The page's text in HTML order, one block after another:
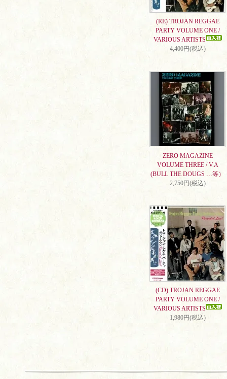
(RE) TROJAN REGGAE
PARTY VOLUME ONE /
VARIOUS ARTISTS
4,400円(税込)
ZERO MAGAZINE
VOLUME THREE / V.A
(BULL THE DOUGS …等）
2,750円(税込)
(CD) TROJAN REGGAE
PARTY VOLUME ONE /
VARIOUS ARTISTS
1,980円(税込)